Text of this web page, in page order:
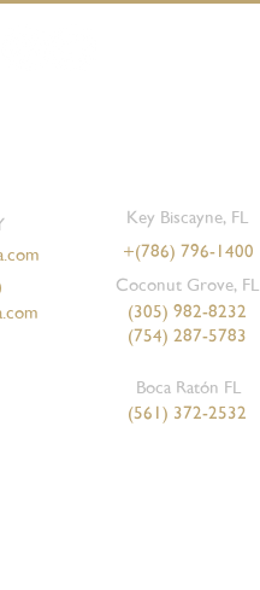
Key Biscayne, FL
+(786) 796-1400
Coconut Grove, FL
(305) 982-8232
(754) 287-5783
Boca Ratón FL
(561) 372-2532